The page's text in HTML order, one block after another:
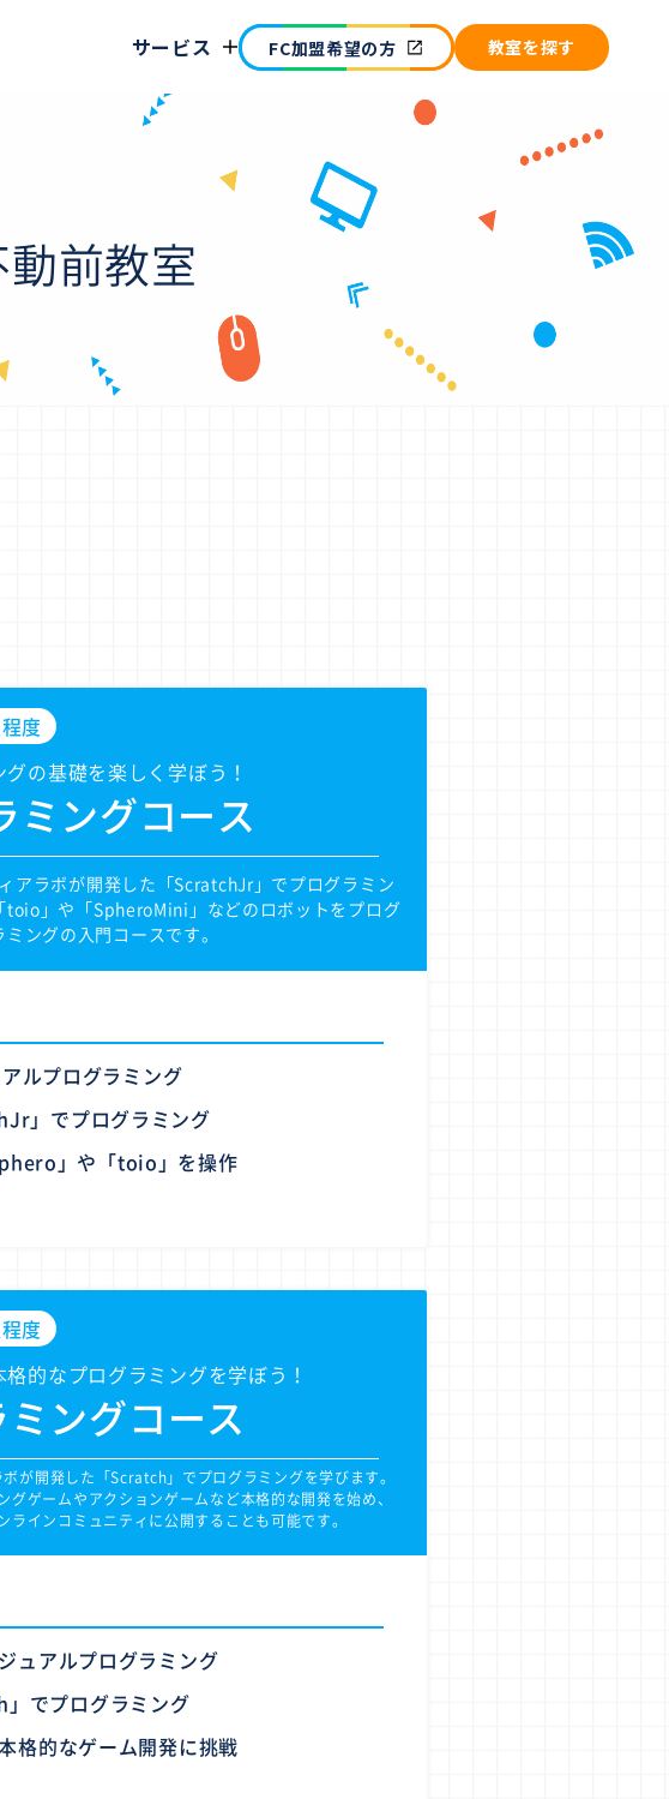
サービス FC加盟希望の方 教室を​探す
前教室
度
の基礎を楽しく学ぼう！
ミングコース
アラボが開発した「ScratchJr」でプログラミン
toio」や「SpheroMini」などのロボットをプログ
ングの入門コースです。
ルプログラミング
」でプログラミング
」や「toio」を操作
度
的なプログラミングを学ぼう！
ングコース
が開発した「Scratch」でプログラミングを学びます。
ゲームやアクションゲームなど本格的な開発を始め、
インコミュニティに公開することも可能です。
ュアルプログラミング
でプログラミング
格的なゲーム開発に挑戦